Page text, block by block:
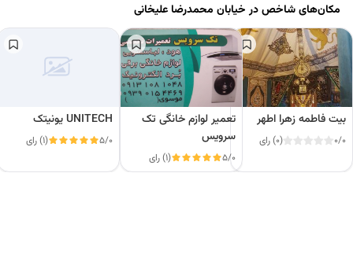
مکان‌های شاخص درخیابان محمدرضا علیخانی
بیت فاطمه زهرا اطهر
0/0 (0) رای
تعمیر لوازم خانگی تک
سرویس
5/0 (1) رای
UNITECH یونیتک
5/0 (1) رای